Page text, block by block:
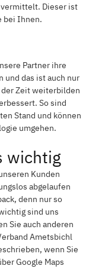
Dieser ist
bei Ihnen.
Partner ihre
das ist auch nur
Zeit weiterbilden
So sind
Stand und können
umgehen.
wichtig
Kunden
abgelaufen
denn nur so
sind uns
Sie auch anderen
Ametsbichl
wenn Sie
Google Maps